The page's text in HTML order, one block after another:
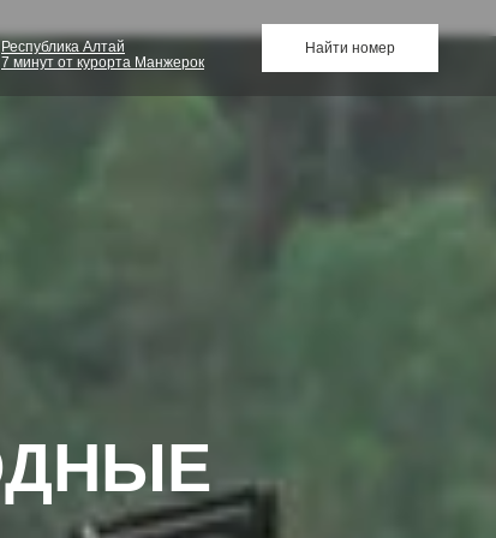
Найти номер
Республика Алтай
7 минут от курорта Манжерок